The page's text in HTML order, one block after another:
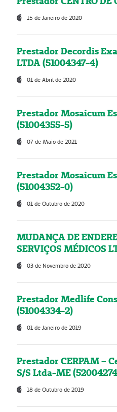
15 de Janeiro de 2020
Prestador Decordis
LTDA (51004347-4)
01 de Abril de 2020
Prestador Mosaicum
(51004355-5)
07 de Maio de 2021
Prestador Mosaicum
(51004352-0)
01 de Outubro de 2020
MUDANÇA DE
SERVIÇOS MÉDICOS
03 de Novembro de 2020
Prestador Medlife
(51004334-2)
01 de Janeiro de 2019
Prestador CERPAM –
S/S Ltda-ME
18 de Outubro de 2019